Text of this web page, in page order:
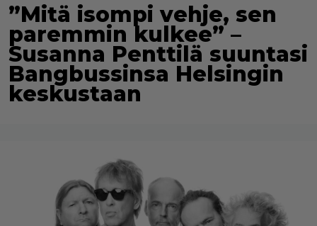
”Mitä isompi vehje, sen
paremmin kulkee” –
Susanna Penttilä suuntasi
Bangbussinsa Helsingin
keskustaan